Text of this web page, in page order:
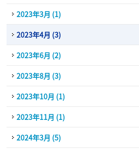
2023年3月 (1)
2023年4月 (3)
2023年6月 (2)
2023年8月 (3)
2023年10月 (1)
2023年11月 (1)
2024年3月 (5)